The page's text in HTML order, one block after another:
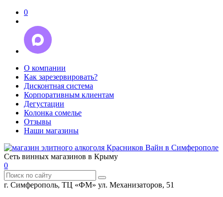
0
О компании
Как зарезервировать?
Дисконтная система
Корпоративным клиентам
Дегустации
Колонка сомелье
Отзывы
Наши магазины
Сеть винных магазинов в Крыму
0
г. Симферополь, ТЦ «ФМ» ул. Механизаторов, 51